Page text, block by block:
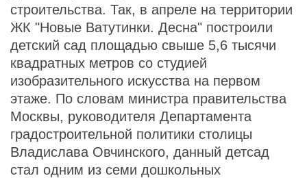
строительства. Так, в апреле на территории
ЖК "Новые Ватутинки. Десна" построили
детский сад площадью свыше 5,6 тысячи
квадратных метров со студией
изобразительного искусства на первом
этаже. По словам министра правительства
Москвы, руководителя Департамента
градостроительной политики столицы
Владислава Овчинского, данный детсад
стал одним из семи дошкольных